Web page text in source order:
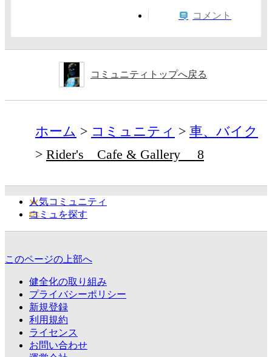
コメント
コミュニティトップへ戻る
ホーム コミュニティ
車、バイク
Rider's Cafe & Gallery 8
人気コミュニティ
コミュを探す
このページの上部へ
健全化の取り組み
プライバシーポリシー
新規登録
利用規約
ライセンス
お問い合わせ